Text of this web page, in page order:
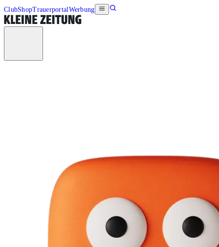
ClubShopTrauerportalWerbung